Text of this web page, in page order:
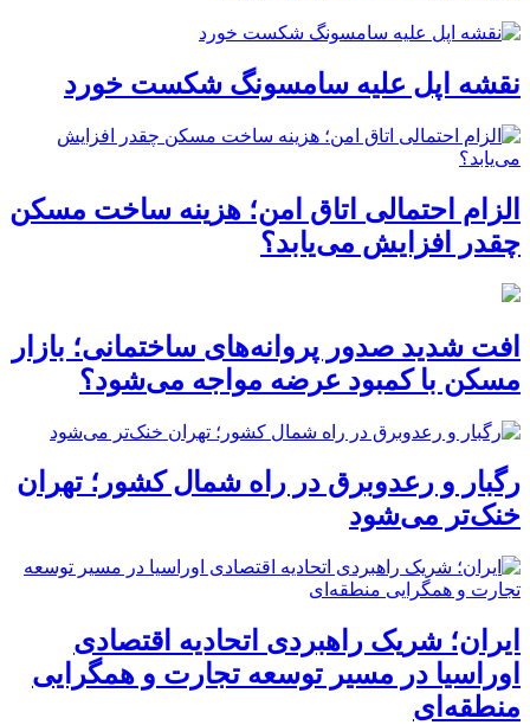
نقشه اپل علیه سامسونگ شکست خورد
الزام احتمالی اتاق امن؛ هزینه ساخت مسکن
چقدر افزایش می‌یابد؟
افت شدید صدور پروانه‌های ساختمانی؛ بازار
مسکن با کمبود عرضه مواجه می‌شود؟
رگبار و رعدوبرق در راه شمال کشور؛ تهران
خنک‌تر می‌شود
ایران؛ شریک راهبردی اتحادیه اقتصادی
اوراسیا در مسیر توسعه تجارت و همگرایی
منطقه‌ای